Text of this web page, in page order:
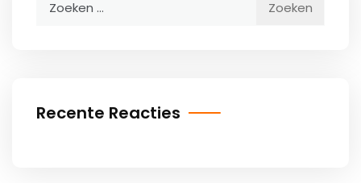
Recente Reacties